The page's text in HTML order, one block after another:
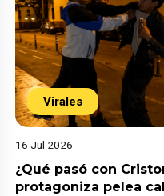
Virales
16 Jul 2026
¿Qué pasó con
protagoniza pelea